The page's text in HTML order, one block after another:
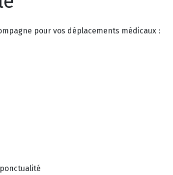
pour vos déplacements médicaux :
ponctualité